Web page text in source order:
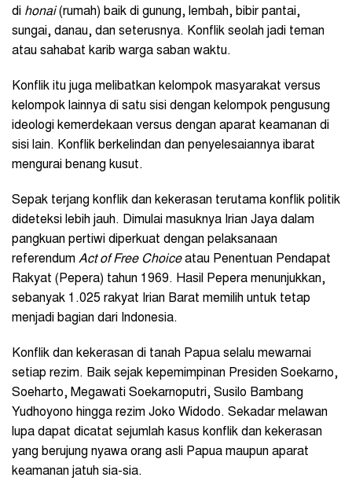
di honai(rumah) baik di gunung, lembah, bibir pantai,
sungai, danau, dan seterusnya. Konflik seolah jadi teman
atau sahabat karib warga saban waktu.
Konflik itu juga melibatkan kelompok masyarakat versus
kelompok lainnya di satu sisi dengan kelompok pengusung
ideologi kemerdekaan versus dengan aparat keamanan di
sisi lain. Konflik berkelindan dan penyelesaiannya ibarat
mengurai benang kusut.
Sepak terjang konflik dan kekerasan terutama konflik politik
dideteksi lebih jauh. Dimulai masuknya Irian Jaya dalam
pangkuan pertiwi diperkuat dengan pelaksanaan
referendum Act of Free Choiceatau Penentuan Pendapat
Rakyat (Pepera) tahun 1969. Hasil Pepera menunjukkan,
sebanyak 1.025 rakyat Irian Barat memilih untuk tetap
menjadi bagian dari Indonesia.
Konflik dan kekerasan di tanah Papua selalu mewarnai
setiap rezim. Baik sejak kepemimpinan Presiden Soekarno,
Soeharto, Megawati Soekarnoputri, Susilo Bambang
Yudhoyono hingga rezim Joko Widodo. Sekadar melawan
lupa dapat dicatat sejumlah kasus konflik dan kekerasan
yang berujung nyawa orang asli Papua maupun aparat
keamanan jatuh sia-sia.